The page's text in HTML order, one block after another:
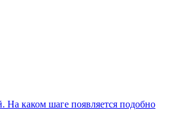
На каком шаге появляется подобно